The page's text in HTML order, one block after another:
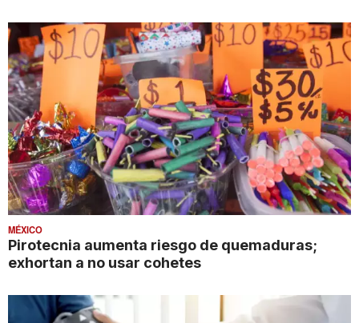
MÉXICO
Pirotecnia aumenta riesgo de quemaduras;
exhortan a no usar cohetes